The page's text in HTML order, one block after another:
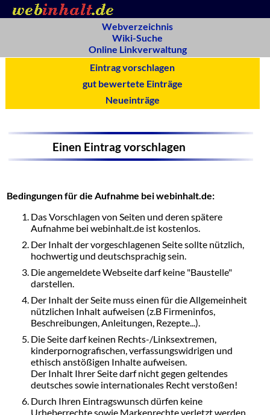
Webverzeichnis
Wiki-Suche
Online Linkverwaltung
Eintrag vorschlagen
gut bewertete Einträge
Neueinträge
Einen Eintrag vorschlagen
Bedingungen für die Aufnahme bei webinhalt.de:
Das Vorschlagen von Seiten und deren spätere
Aufnahme bei webinhalt.de ist kostenlos.
Der Inhalt der vorgeschlagenen Seite sollte nützlich,
hochwertig und deutschsprachig sein.
Die angemeldete Webseite darf keine "Baustelle"
darstellen.
Der Inhalt der Seite muss einen für die Allgemeinheit
nützlichen Inhalt aufweisen (z.B Firmeninfos,
Beschreibungen, Anleitungen, Rezepte...).
Die Seite darf keinen Rechts-/Linksextremen,
kinderpornografischen, verfassungswidrigen und
ethisch anstößigen Inhalte aufweisen.
Der Inhalt Ihrer Seite darf nicht gegen geltendes
deutsches sowie internationales Recht verstoßen!
Durch Ihren Eintragswunsch dürfen keine
Urheberrechte sowie Markenrechte verletzt werden.